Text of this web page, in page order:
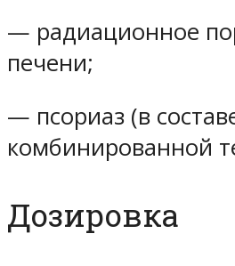
— радиационное
печени;
— псориаз (в
комбинированной
Дозировка